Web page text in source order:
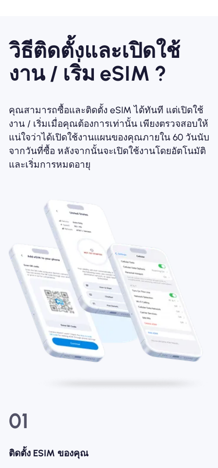
วิธีติดตั้งและเปิดใช้
งาน / เริ่ม eSIM ?
คุณสามารถซื้อและติดตั้ง eSIM ได้ทันที แต่เปิดใช้
งาน / เริ่มเมื่อคุณต้องการเท่านั้น เพียงตรวจสอบให้
แน่ใจว่าได้เปิดใช้งานแผนของคุณภายใน 60 วันนับ
จากวันที่ซื้อ หลังจากนั้นจะเปิดใช้งานโดยอัตโนมัติ
และเริ่มการหมดอายุ
01
ติดตั้ง ESIM ของคุณ